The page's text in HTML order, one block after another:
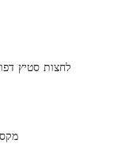
10 לחצות סטיץ
15